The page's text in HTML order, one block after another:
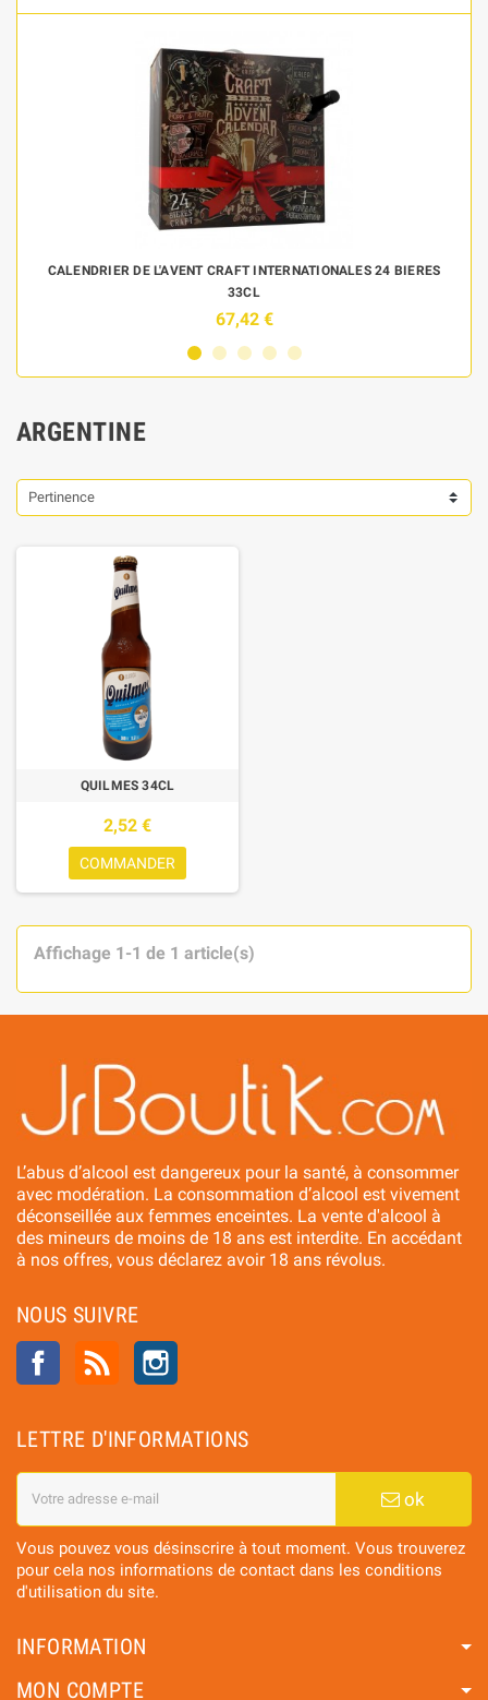
CALENDRIER DE L'AVENT CRAFT INTERNATIONALES 24 BIERES
33CL
67,42 €
ARGENTINE
Pertinence
QUILMES 34CL
2,52 €
COMMANDER
Affichage 1-1 de 1 article(s)
L’abus d’alcool est dangereux pour la santé, à consommer
avec modération. La consommation d’alcool est vivement
déconseillée aux femmes enceintes. La vente d'alcool à
des mineurs de moins de 18 ans est interdite. En accédant
à nos offres, vous déclarez avoir 18 ans révolus.
NOUS SUIVRE
FacebookRss
LETTRE D'INFORMATIONS
ok
Vous pouvez vous désinscrire à tout moment. Vous trouverez
pour cela nos informations de contact dans les conditions
d'utilisation du site.
INFORMATION
MON COMPTE